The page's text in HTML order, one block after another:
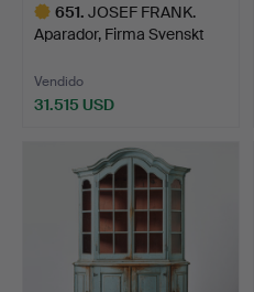
651. JOSEF FRANK.
Aparador, Firma Svenskt
Vendido
31.515 USD
seleccionado